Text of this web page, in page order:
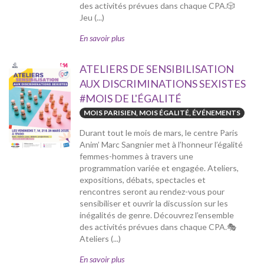
des activités prévues dans chaque CPA.🎲
Jeu (...)
En savoir plus
ATELIERS DE SENSIBILISATION
AUX DISCRIMINATIONS SEXISTES
#MOIS DE L'ÉGALITÉ
MOIS PARISIEN, MOIS ÉGALITÉ, ÉVÉNEMENTS
Durant tout le mois de mars, le centre Paris
Anim’ Marc Sangnier met à l’honneur l’égalité
femmes-hommes à travers une
programmation variée et engagée. Ateliers,
expositions, débats, spectacles et
rencontres seront au rendez-vous pour
sensibiliser et ouvrir la discussion sur les
inégalités de genre. Découvrez l’ensemble
des activités prévues dans chaque CPA.🎭
Ateliers (...)
En savoir plus